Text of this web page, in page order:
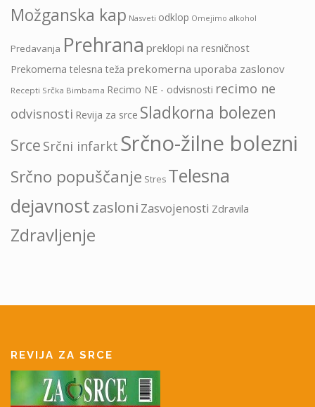
Možganska kap Nasveti odklop Omejimo alkohol
Predavanja Prehrana preklopi na resničnost
Prekomerna telesna teža prekomerna uporaba zaslonov
Recepti Srčka Bimbama Recimo NE - odvisnosti recimo ne
odvisnosti Revija za srce Sladkorna bolezen
Srce Srčni infarkt Srčno-žilne bolezni
Srčno popuščanje Stres Telesna
dejavnostzasloni Zasvojenosti Zdravila
Zdravljenje
REVIJA ZA SRCE